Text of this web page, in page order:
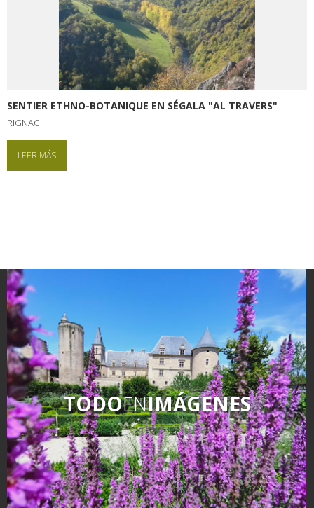
SENTIER ETHNO-BOTANIQUE EN SÉGALA "AL TRAVERS"
RIGNAC
LEER MÁS
TODOENIMÁGENES